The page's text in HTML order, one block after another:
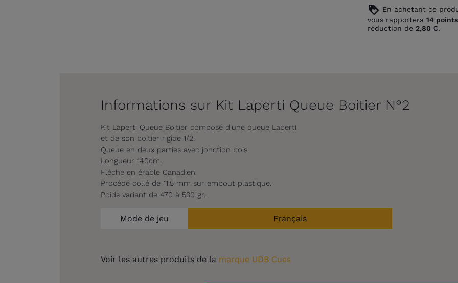
loyalty En achetant ce
vous rapportera 14 points
réduction de 2,80 €.
Informations sur Kit Laperti Queue Boitier N°2
Kit Laperti Queue Boitier composé d'une queue Laperti
et de son boitier rigide 1/2.
Queue en deux parties avec jonction bois.
Longueur 140cm.
Fléche en érable Canadien.
Procédé collé de 11.5 mm sur embout plastique.
Poids variant de 470 à 530 gr.
Mode de jeu Français
Voir les autres produits de la marque UDB Cues